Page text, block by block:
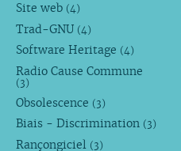
Site web (4)
Trad-GNU (4)
Software Heritage (4)
Radio Cause Commune
(3)
Obsolescence (3)
Biais - Discrimination (3)
Rançongiciel (3)